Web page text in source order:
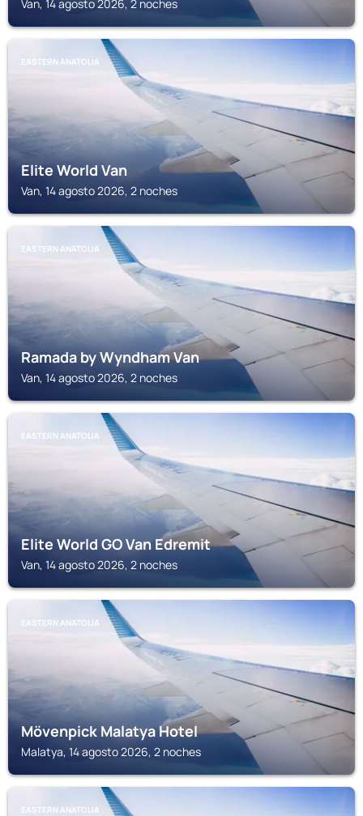
Van, 14 agosto 2026, 2 noches
EASTERN ANATOLIA
Elite World Van
Van, 14 agosto 2026, 2 noches
EASTERN ANATOLIA
Ramada by Wyndham Van
Van, 14 agosto 2026, 2 noches
EASTERN ANATOLIA
Elite World GO Van Edremit
Van, 14 agosto 2026, 2 noches
EASTERN ANATOLIA
Mövenpick Malatya Hotel
Malatya, 14 agosto 2026, 2 noches
EASTERN ANATOLIA